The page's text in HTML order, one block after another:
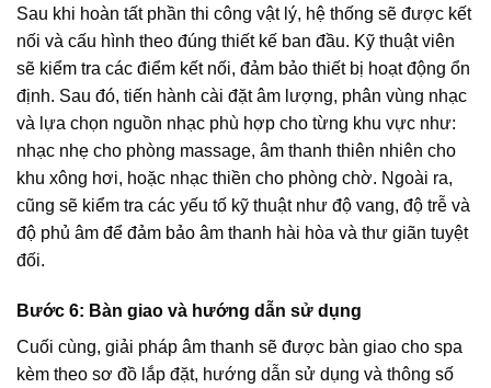
Sau khi hoàn tất phần thi công vật lý, hệ thống sẽ được kết
nối và cấu hình theo đúng thiết kế ban đầu. Kỹ thuật viên
sẽ kiểm tra các điểm kết nối, đảm bảo thiết bị hoạt động ổn
định. Sau đó, tiến hành cài đặt âm lượng, phân vùng nhạc
và lựa chọn nguồn nhạc phù hợp cho từng khu vực như:
nhạc nhẹ cho phòng massage, âm thanh thiên nhiên cho
khu xông hơi, hoặc nhạc thiền cho phòng chờ. Ngoài ra,
cũng sẽ kiểm tra các yếu tố kỹ thuật như độ vang, độ trễ và
độ phủ âm để đảm bảo âm thanh hài hòa và thư giãn tuyệt
đối.
Bước 6: Bàn giao và hướng dẫn sử dụng
Cuối cùng, giải pháp âm thanh sẽ được bàn giao cho spa
kèm theo sơ đồ lắp đặt, hướng dẫn sử dụng và thông số